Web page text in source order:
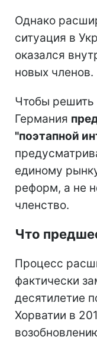
Однако
ситуация в
оказался
новых членов.
Чтобы решить
Германия
"поэтапной
единому
реформ, а не
членство.
Что
Процесс
фактически
десятилетие
Хорватии в